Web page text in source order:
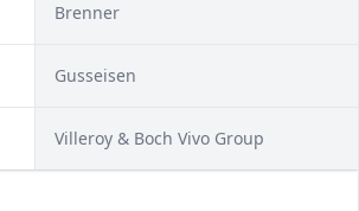
Brenner
Gusseisen
Villeroy & Boch Vivo Group